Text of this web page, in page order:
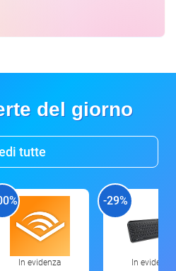
del giorno
tutte
In evidenza
-29%
In evidenza